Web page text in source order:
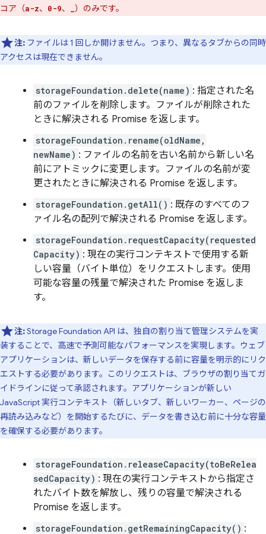
コア（a-z、 0-9、 ）のみです。
注: ファイルは 1 回しか開けません。つまり、異なるタブからの同時
アクセスは現在できません。
storageFoundation.delete(name) : 指定された名
前のファイルを削除します。ファイルが削除された
ときに解決される Promise を返します。
storageFoundation.rename(oldName,
newName) : ファイルの名前を古い名前から新しい名
前にアトミックに変更します。ファイルの名前が変
更されたときに解決される Promise を返します。
storageFoundation.getAll() : 既存のすべてのフ
ァイル名の配列で解決される Promise を返します。
storageFoundation.requestCapacity(requested
Capacity) : 現在の実行コンテキストで使用する新
しい容量（バイト単位）をリクエストします。使用
可能な容量の残量で解決された Promise を返しま
す。
注:Storage Foundation API は、独自の割り当て管理システムを実
装することで、高速で予測可能なパフォーマンスを実現します。ウェブ
アプリケーションは、新しいデータを保存する前に容量を明示的にリク
エストする必要があります。このリクエストは、ブラウザの割り当てガ
イドラインに従って承認されます。アプリケーションが新しい
JavaScript 実行コンテキスト（新しいタブ、新しいワーカー、ページの
再読み込みなど）を開始するたびに、データを書き込む前に十分な容量
を確保する必要があります。
storageFoundation.releaseCapacity(toBeRelea
sedCapacity) : 現在の実行コンテキストから指定さ
れたバイト数を解放し、残りの容量で解決される
Promise を返します。
storageFoundation.getRemainingCapacity() :